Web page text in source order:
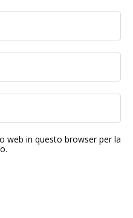
web in questo browser per la